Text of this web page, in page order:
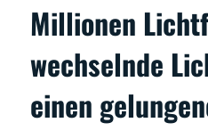
Millionen
wechselnde
einen